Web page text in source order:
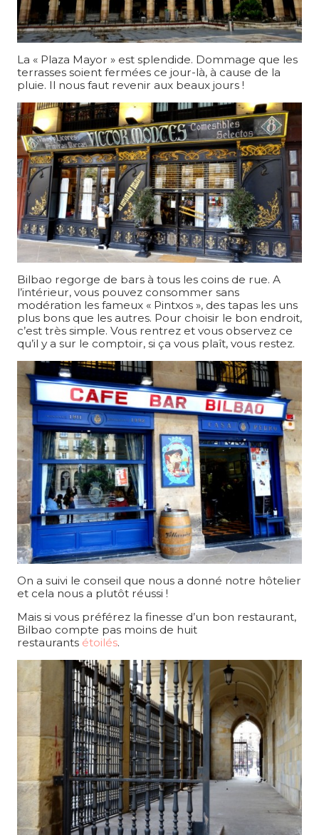
La « Plaza Mayor » est splendide. Dommage que les
terrasses soient fermées ce jour-là, à cause de la
pluie. Il nous faut revenir aux beaux jours !
Bilbao regorge de bars à tous les coins de rue. A
l’intérieur, vous pouvez consommer sans
modération les fameux « Pintxos », des tapas les uns
plus bons que les autres. Pour choisir le bon endroit,
c’est très simple. Vous rentrez et vous observez ce
qu’il y a sur le comptoir, si ça vous plaît, vous restez.
On a suivi le conseil que nous a donné notre hôtelier
et cela nous a plutôt réussi !
Mais si vous préférez la finesse d’un bon restaurant,
Bilbao compte pas moins de huit
restaurants étoilés.